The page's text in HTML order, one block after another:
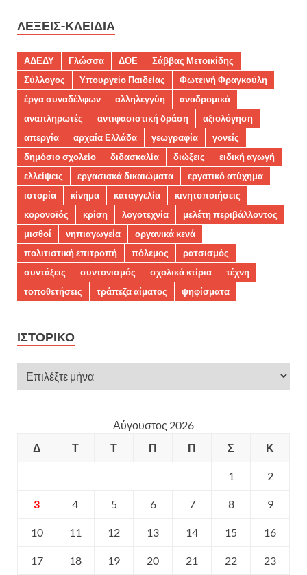
ΛΈΞΕΙΣ-ΚΛΕΙΔΙΆ
ΑΔΕΔΥ Γλώσσα ΔΟΕ
Σάββας Μετοικίδης
Σύλλογος
Υπουργείο Παιδείας
Φωτεινή Φραγκούλη
έργα συναδέλφων
αλληλεγγύη
αναδρομικά
αναπληρωτές
αντιφασιστική δράση
αξιολόγηση
απεργία
αρχαία Ελλάδα γεωγραφία
γονείς
δημόσιο σχολείο
διδασκαλία διώξεις
ειδική αγωγή
ελλείψεις
εργασιακά δικαιώματα
εργατικό ατύχημα
ιστορία
κίνημα καταγγελία
κινητοποιήσεις
κορονοϊός
κρίση λογοτεχνία
μελέτη περιβάλλοντος
μισθοί
νηπιαγωγεία
οργανικά κενά
πολιτιστική επιτροπή
πόλεμος
ρατσισμός
συντάξεις
συντονισμός σχολικά κτίρια
τέχνη
τοποθετήσεις
τράπεζα αίματος ψηφίσματα
ΙΣΤΟΡΙΚΌ
Αύγουστος 2026
Δ
Τ Τ Π Π Σ Κ
1 2
3 4 5 6 7 8 9
10 11 12 13 14 15 16
17 18 19 20 21 22 23